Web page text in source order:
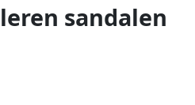
sandalen